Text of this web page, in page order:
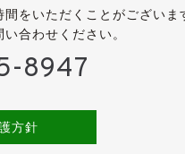
をいただくことがございま
合わせください。
8947
方針